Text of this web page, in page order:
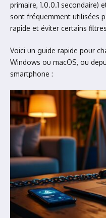
primaire, 1.0.0.1 secondaire)
sont fréquemment utilisées
rapide et éviter certains
Voici un guide rapide pour
Windows ou macOS, ou
smartphone :